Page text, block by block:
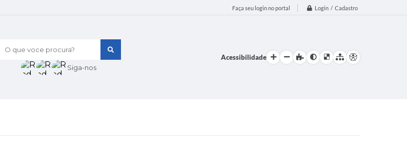
Faça seu login no portal Login / Cadastro
O que voce procura?
Siga-nos
Acessibilidade